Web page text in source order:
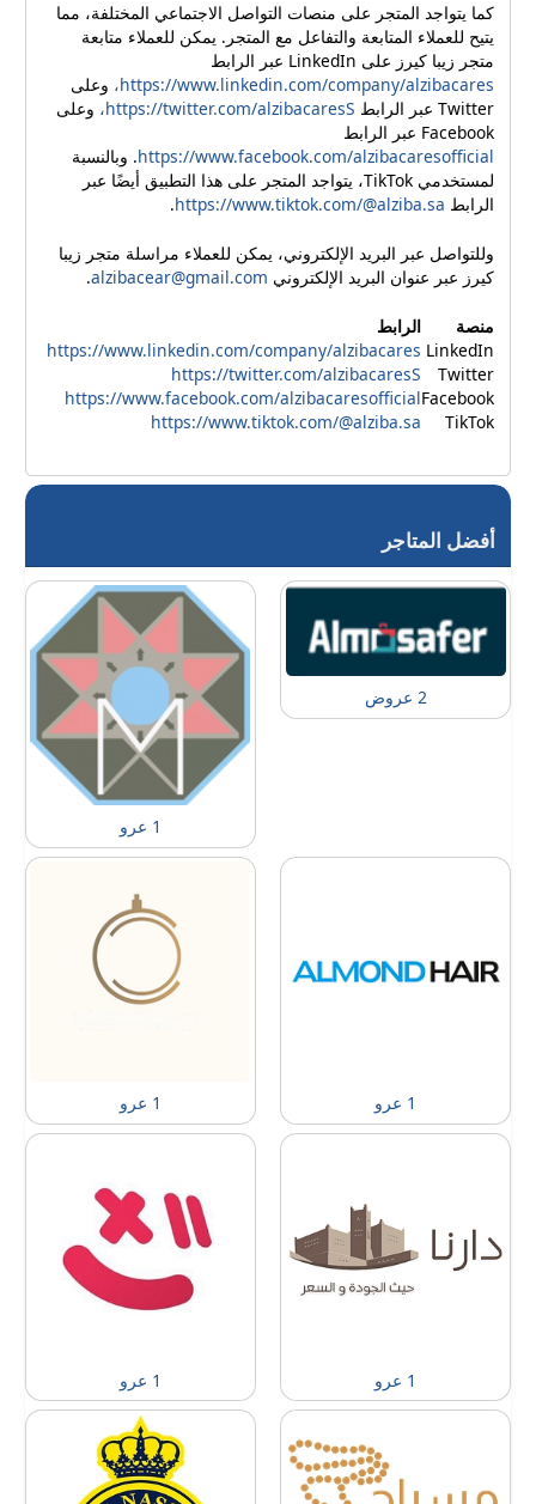
كما يتواجد المتجر على منصات التواصل الاجتماعي المختلفة، مما
يتيح للعملاء المتابعة والتفاعل مع المتجر. يمكن للعملاء متابعة
متجر زيبا كيرز على LinkedIn عبر الرابط
https://www.linkedin.com/company/alzibacares، وعلى
Twitter عبر الرابط
https://twitter.com/alzibacaresS، وعلى
Facebook عبر الرابط
https://www.facebook.com/alzibacaresofficial. وبالنسبة
لمستخدمي TikTok، يتواجد المتجر على هذا التطبيق أيضًا عبر
الرابطhttps://www.tiktok.com/@alziba.sa
.
وللتواصل عبر البريد الإلكتروني، يمكن للعملاء مراسلة متجر زيبا
كيرز عبر عنوان البريد الإلكتروني alzibacear@gmail.com
.
منصة
الرابط
LinkedIn
https://www.linkedin.com/company/alzibacares
Twitter
https://twitter.com/alzibacaresS
Facebook
https://www.facebook.com/alzibacaresofficial
TikTok
https://www.tiktok.com/@alziba.sa
أفضل المتاجر